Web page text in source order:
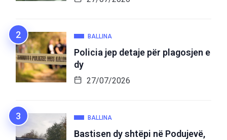
BALLINA
Policia jep detaje për plagosjen e
dy
27/07/2026
BALLINA
Bastisen dy shtëpi në Podujevë,